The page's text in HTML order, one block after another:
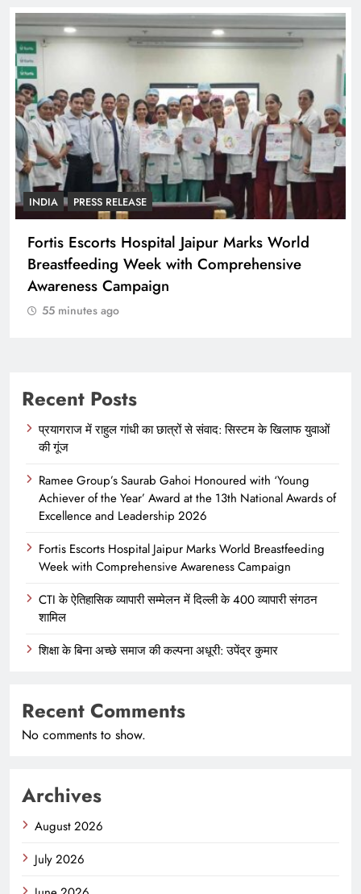
PRESS RELEASE
CTI के ऐतिहासिक व्यापारी सम्मेलन में दिल्ली के
व्यापारी संगठन शामिल
55 minutes ago
Recent Posts
प्रयागराज में राहुल गांधी का छात्रों से संवाद: सिस्टम के खिलाफ युवाओं
की गूंज
Ramee Group’s Saurab Gahoi Honoured with ‘Young
Achiever of the Year’ Award at the 13th National Awards of
Excellence and Leadership 2026
Fortis Escorts Hospital Jaipur Marks World Breastfeeding
Week with Comprehensive Awareness Campaign
CTI के ऐतिहासिक व्यापारी सम्मेलन में दिल्ली के 400 व्यापारी संगठन
शामिल
शिक्षा के बिना अच्छे समाज की कल्पना अधूरी: उपेंद्र कुमार
Recent Comments
No comments to show.
Archives
August 2026
July 2026